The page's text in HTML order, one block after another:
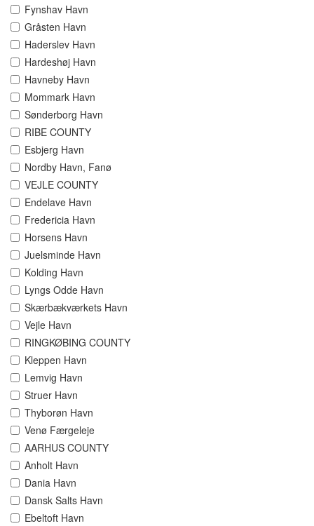
Fynshav Havn
Gråsten Havn
Haderslev Havn
Hardeshøj Havn
Havneby Havn
Mommark Havn
Sønderborg Havn
RIBE COUNTY
Esbjerg Havn
Nordby Havn, Fanø
VEJLE COUNTY
Endelave Havn
Fredericia Havn
Horsens Havn
Juelsminde Havn
Kolding Havn
Lyngs Odde Havn
Skærbækværkets Havn
Vejle Havn
RINGKØBING COUNTY
Kleppen Havn
Lemvig Havn
Struer Havn
Thyborøn Havn
Venø Færgeleje
AARHUS COUNTY
Anholt Havn
Dania Havn
Dansk Salts Havn
Ebeltoft Havn